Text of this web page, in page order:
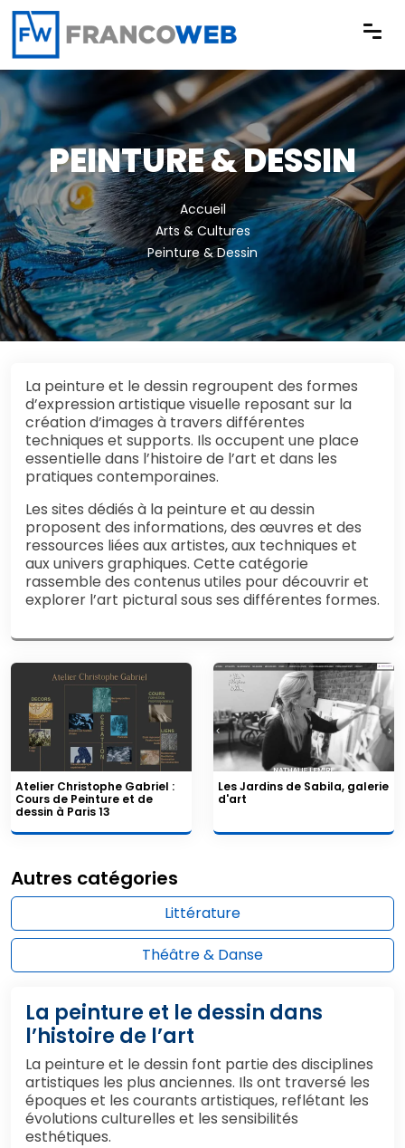
Panneau de gestion des cookies
PEINTURE & DESSIN
Accueil
Arts & Cultures
Peinture & Dessin
La peinture et le dessin regroupent des formes
d’expression artistique visuelle reposant sur la
création d’images à travers différentes
techniques et supports. Ils occupent une place
essentielle dans l’histoire de l’art et dans les
pratiques contemporaines.
Les sites dédiés à la peinture et au dessin
proposent des informations, des œuvres et des
ressources liées aux artistes, aux techniques et
aux univers graphiques. Cette catégorie
rassemble des contenus utiles pour découvrir et
explorer l’art pictural sous ses différentes formes.
Atelier Christophe Gabriel :
Cours de Peinture et de
dessin à Paris 13
Les Jardins de Sabila, galerie
d'art
Autres catégories
Littérature
Théâtre & Danse
La peinture et le dessin dans
l’histoire de l’art
La peinture et le dessin font partie des disciplines
artistiques les plus anciennes. Ils ont traversé les
époques et les courants artistiques, reflétant les
évolutions culturelles et les sensibilités
esthétiques.